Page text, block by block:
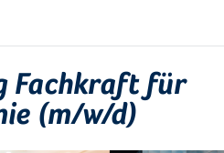
Fachkraft für
(m/w/d)